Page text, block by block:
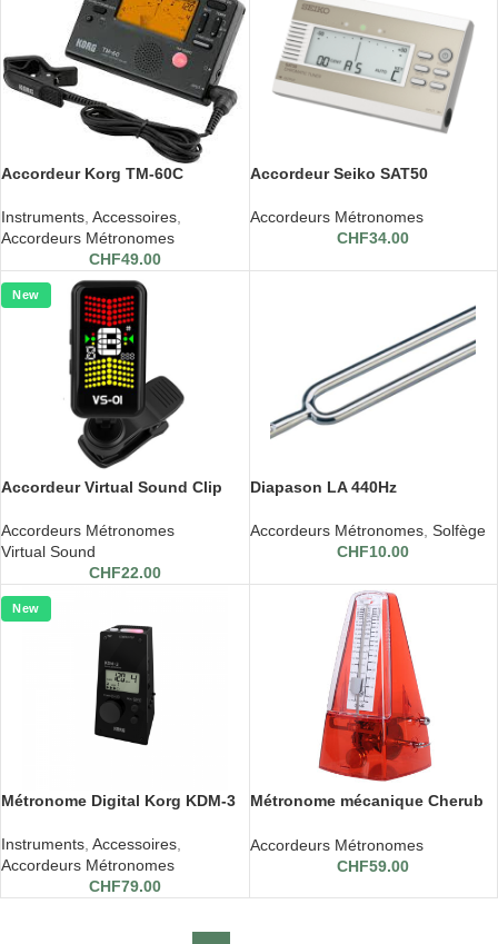
Accordeur Korg TM-60C
Instruments Accessoires
Accordeurs Métronomes
CHF49.00
Accordeur Seiko SAT50
Accordeurs Métronomes
CHF34.00
New
Accordeur Virtual Sound Clip
Accordeurs Métronomes
Virtual Sound
CHF22.00
Diapason LA 440Hz
Accordeurs Métronomes, Solfège
CHF10.00
New
Métronome Digital Korg KDM-3
Instruments Accessoires
Accordeurs Métronomes
CHF79.00
Métronome mécanique Cherub
Accordeurs Métronomes
CHF59.00